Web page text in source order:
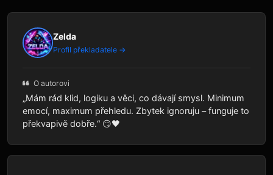
Zelda
Profil překladatele →
O autorovi
„Mám rád klid, logiku a věci, co dávají smysl. Minimum
emocí, maximum přehledu. Zbytek ignoruju – funguje to
překvapivě dobře.“ 😏🖤